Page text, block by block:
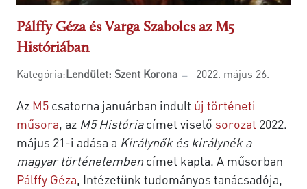
Pálffy Géza és Varga Szabolcs az M5
Históriában
Kategória:Lendület: Szent Korona 2022. május 26.
Az M5 csatorna januárban indult új történeti
műsora, az M5 Históriacímet viselő sorozat 2022.
május 21-i adása a Királynők és királynék a
magyar történelemben címet kapta. A műsorban
Pálffy Géza, Intézetünk tudományos tanácsadója,